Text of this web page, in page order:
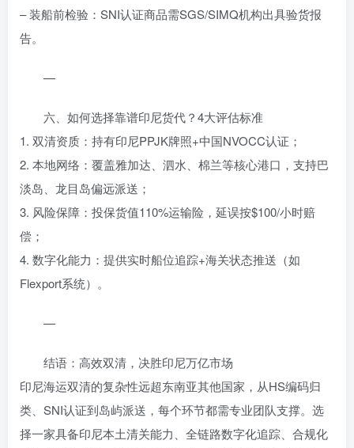
– 装船前检验：SNI认证商品需SGS/SIMQ机构出具验货报
告。
—
六、如何选择靠谱印尼货代？4大评估标准
1. 双清资质：持有印尼PPJK牌照+中国NVOCC认证；
2. 本地网络：覆盖雅加达、泗水、棉兰等核心港口，支持巴
淡岛、龙目岛偏远派送；
3. 风险保障：投保货值110%运输险，延误按$100/小时赔
偿；
4. 数字化能力：提供实时船位追踪+海关状态推送（如
Flexport系统）。
—
结语：高效双清，决胜印尼万亿市场
印尼海运双清的复杂性远超东南亚其他国家，从HS编码归
类、SNI认证到岛屿派送，每个环节都需专业团队支撑。选
择一家具备印尼本土清关能力、全链路数字化追踪、合规化